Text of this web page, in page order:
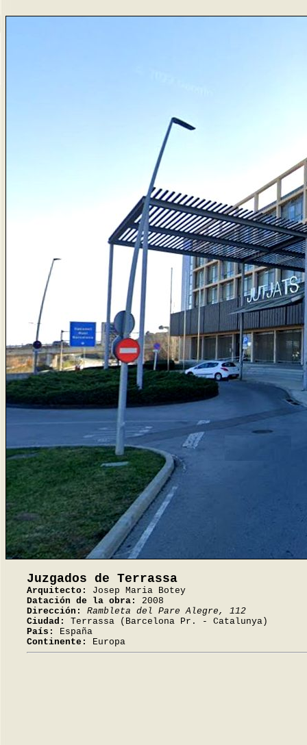
Juzgados de Terrassa
Arquitecto:
Josep Maria Botey
Datación de la obra:
2008
Dirección:
Rambleta del Pare Alegre, 112
Ciudad:
Terrassa (Barcelona Pr. - Catalunya)
País:
España
Continente:
Europa